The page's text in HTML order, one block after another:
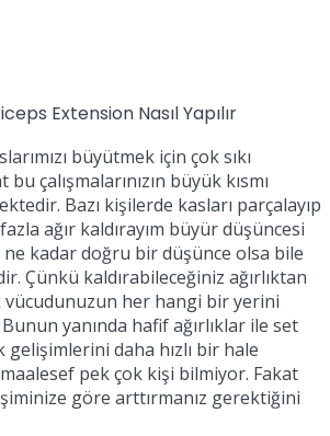
Extension Nasıl Yapılır
büyütmek için çok sıkı
bu çalışmalarınızın büyük kısmı
Bazı kişilerde kasları parçalayıp
ağır kaldırayım büyür düşüncesi
kadar doğru bir düşünce olsa bile
Çünkü kaldırabileceğiniz ağırlıktan
vücudunuzun her hangi bir yerini
yanında hafif ağırlıklar ile set
gelişimlerini daha hızlı bir hale
pek çok kişi bilmiyor. Fakat
göre arttırmanız gerektiğini